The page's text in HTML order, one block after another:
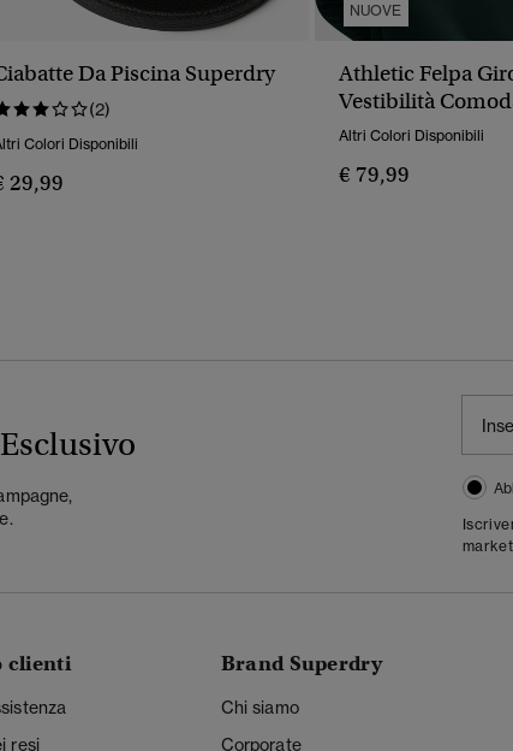
Da Piscina Superdry
(2)
Colori Disponibili
29,99
NUOVE
Athletic Felpa
Vestibilità
Altri Colori Disponibili
€ 79,99
clienti
resi
Brand Superdry
Chi siamo
Corporate